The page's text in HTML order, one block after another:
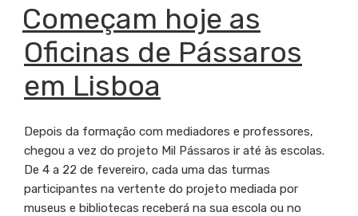
Oslo
e
Bergen
(Noruega)
com
apoio
das
EEAGrants”
EM
Começam hoje as
Oficinas de Pássaros
em Lisboa
Depois da formação com mediadores e professores,
chegou a vez do projeto Mil Pássaros ir até às escolas.
De 4 a 22 de fevereiro, cada uma das turmas
participantes na vertente do projeto mediada por
museus e bibliotecas receberá na sua escola ou no